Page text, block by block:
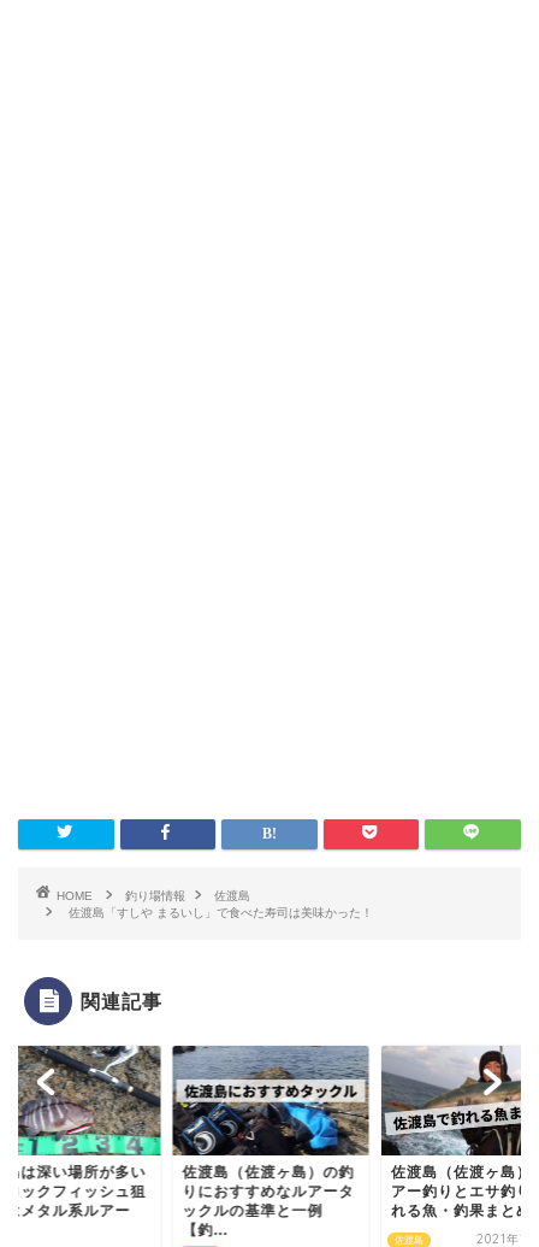
HOME 釣り場情報
佐渡島
佐渡島「すしや まるいし」で食べた寿司は美味かった！
関連記事
島は深い場所が多い
ロックフィッシュ狙
はメタル系ルアー
佐渡島（佐渡ヶ島）の釣
りにおすすめなルアータ
ックルの基準と一例
【釣...
佐渡島
佐渡島（佐渡ヶ島）
アー釣りとエサ釣り
れる魚・釣果まとめ
2021年1